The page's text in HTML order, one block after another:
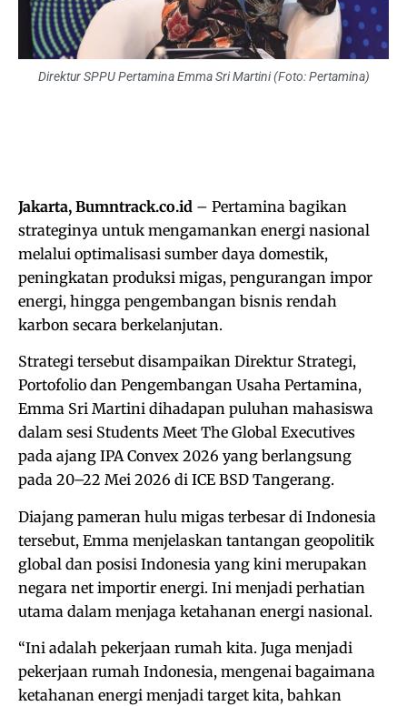
Direktur SPPU Pertamina Emma Sri Martini (Foto: Pertamina)
Jakarta, Bumntrack.co.id – Pertamina bagikan
strateginya untuk mengamankan energi nasional
melalui optimalisasi sumber daya domestik,
peningkatan produksi migas, pengurangan impor
energi, hingga pengembangan bisnis rendah
karbon secara berkelanjutan.
Strategi tersebut disampaikan Direktur Strategi,
Portofolio dan Pengembangan Usaha Pertamina,
Emma Sri Martini dihadapan puluhan mahasiswa
dalam sesi Students Meet The Global Executives
pada ajang IPA Convex 2026 yang berlangsung
pada 20–22 Mei 2026 di ICE BSD Tangerang.
Diajang pameran hulu migas terbesar di Indonesia
tersebut, Emma menjelaskan tantangan geopolitik
global dan posisi Indonesia yang kini merupakan
negara net importir energi. Ini menjadi perhatian
utama dalam menjaga ketahanan energi nasional.
“Ini adalah pekerjaan rumah kita. Juga menjadi
pekerjaan rumah Indonesia, mengenai bagaimana
ketahanan energi menjadi target kita, bahkan